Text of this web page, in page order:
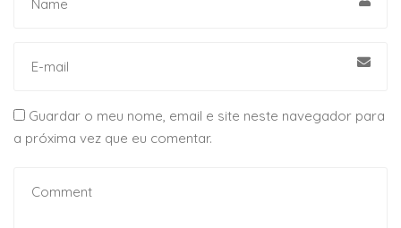
Guardar o meu nome, email e site neste navegador para
a próxima vez que eu comentar.